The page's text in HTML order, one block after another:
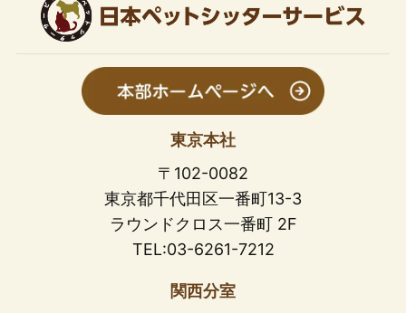
東京本社
〒102-0082
東京都千代田区一番町13-3
ラウンドクロス一番町 2F
TEL:03-6261-7212
関西分室